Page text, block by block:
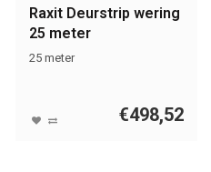
Raxit Deurstrip wering
25 meter
25 meter
€498,52